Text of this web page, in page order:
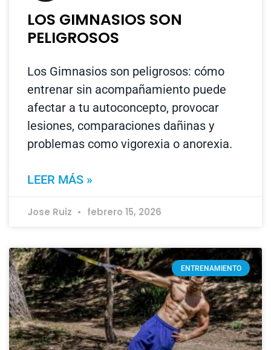
LOS GIMNASIOS SON
PELIGROSOS
Los Gimnasios son peligrosos: cómo
entrenar sin acompañamiento puede
afectar a tu autoconcepto, provocar
lesiones, comparaciones dañinas y
problemas como vigorexia o anorexia.
LEER MÁS »
Jose Ruiz febrero 15, 2026
ENTRENAMIENTO